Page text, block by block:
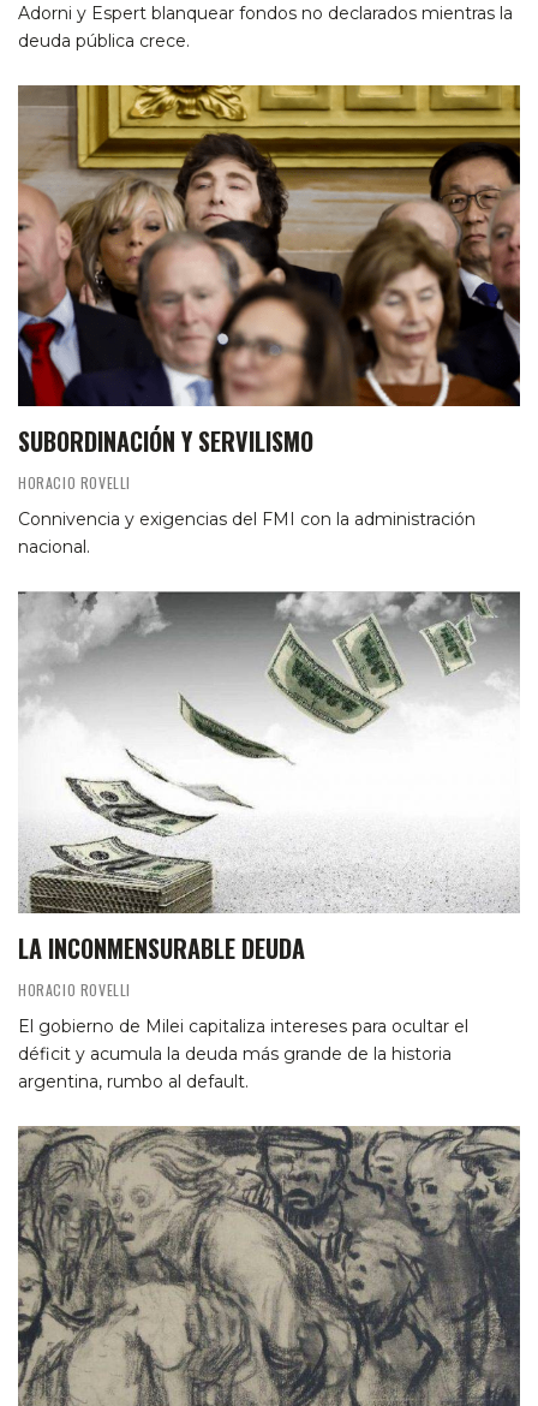
Adorni y Espert blanquear fondos no declarados mientras la
deuda pública crece.
SUBORDINACIÓN Y SERVILISMO
HORACIO ROVELLI
Connivencia y exigencias del FMI con la administración
nacional.
LA INCONMENSURABLE DEUDA
HORACIO ROVELLI
El gobierno de Milei capitaliza intereses para ocultar el
déficit y acumula la deuda más grande de la historia
argentina, rumbo al default.